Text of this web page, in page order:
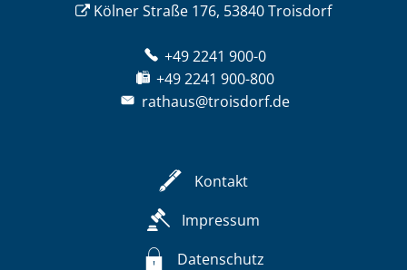
Kölner Straße 176, 53840 Troisdorf
+49 2241 900-0
+49 2241 900-800
rathaus@troisdorf.de
Kontakt
Impressum
Datenschutz